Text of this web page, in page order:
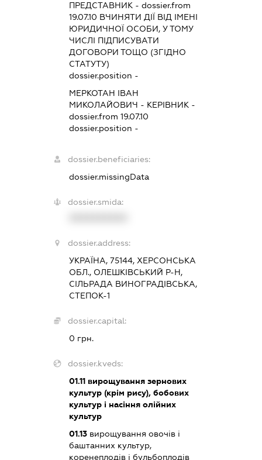
ПРЕДСТАВНИК - dossier.from
19.07.10 ВЧИНЯТИ ДІЇ ВІД ІМЕНІ
ЮРИДИЧНОЇ ОСОБИ, У ТОМУ
ЧИСЛІ ПІДПИСУВАТИ
ДОГОВОРИ ТОЩО (ЗГІДНО
СТАТУТУ)
dossier.position -
МЕРКОТАН ІВАН
МИКОЛАЙОВИЧ - КЕРІВНИК -
dossier.from 19.07.10
dossier.position -
dossier.beneficiaries:
dossier.missingData
dossier.smida:
dossier.address:
УКРАЇНА, 75144, ХЕРСОНСЬКА
ОБЛ., ОЛЕШКІВСЬКИЙ Р-Н,
СІЛЬРАДА ВИНОГРАДІВСЬКА,
СТЕПОК-1
dossier.capital:
0 грн.
dossier.kveds:
01.11 вирощування зернових
культур (крім рису), бобових
культур і насіння олійних
культур
01.13 вирощування овочів і
баштанних культур,
коренеплодів і бульбоплодів